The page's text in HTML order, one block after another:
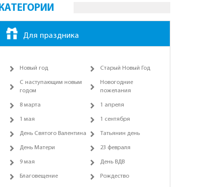
КАТЕГОРИИ
Для праздника
Новый год Старый Новый Год
С наступающим новым
годом
Новогодние
пожелания
8 марта 1 апреля
1 мая 1 сентября
День Святого Валентина Татьянин день
День Матери 23 февраля
9 мая День ВДВ
Благовещение Рождество